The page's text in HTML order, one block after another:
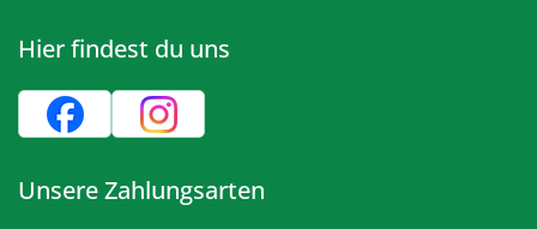
Hier findest du uns
Unsere Zahlungsarten